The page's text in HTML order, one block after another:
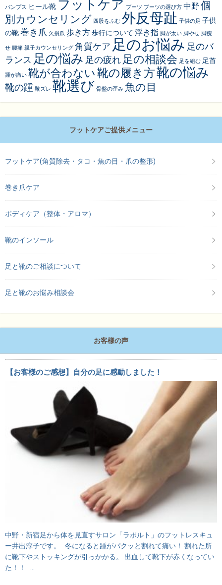
パンプス ヒール靴 フットケア ブーツ ブーツの選び方 中野 個
別カウンセリング 四股をふむ 外反母趾 子供の足 子供
の靴巻き爪 欠損爪 歩き方歩行について 浮き指 脚が太い 脚やせ 脚痩
せ 腰痛 親子カウンセリング 角質ケア 足のお悩み 足のバ
ランス 足の悩み 足の疲れ 足の相談会 足を組む 足首
踵が痛い 靴が合わない 靴の履き方靴の悩み
靴の踵 靴ズレ 靴選び 骨盤の歪み 魚の目
フットケアご提供メニュー
フットケア(角質除去・タコ・魚の目・爪の整形)
巻き爪ケア
ボディケア（整体・アロマ）
靴のインソール
足と靴のご相談について
足と靴のお悩み相談会
お客様の声
【お客様のご感想】自分の足に感動しました！
中野・新宿足から体を見直すサロン「ラポルト」のフットレスキュ
ー井出淳子です。 冬になると踵がパクッと割れて痛い！ 割れた所
に靴下やストッキングが引っかかる。 出血して靴下が赤くなってい
た！！ …